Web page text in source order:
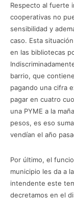
Respecto al fuerte
cooperativas no
sensibilidad y
caso. Esta
en las bibliotecas
barrio, que
pagando una cifra
pagar en cuatro
una PYME a la
pesos, es eso
vendían el año
Por último, el
municipio les da a
intendente este
decretamos en el